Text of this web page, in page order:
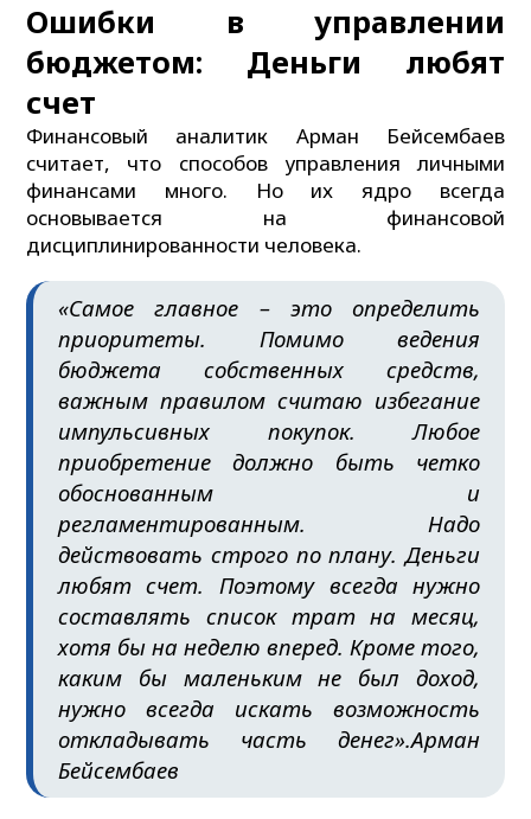
Ошибки в управлении
бюджетом: Деньги любят
счет
Финансовый аналитик Арман Бейсембаев
считает, что способов управления личными
финансами много. Но их ядро всегда
основывается на финансовой
дисциплинированности человека.
«Самое главное – это определить
приоритеты. Помимо ведения
бюджета собственных средств,
важным правилом считаю избегание
импульсивных покупок. Любое
приобретение должно быть четко
обоснованным и
регламентированным. Надо
действовать строго по плану. Деньги
любят счет. Поэтому всегда нужно
составлять список трат на месяц,
хотя бы на неделю вперед. Кроме того,
каким бы маленьким не был доход,
нужно всегда искать возможность
откладывать часть денег».Арман
Бейсембаев